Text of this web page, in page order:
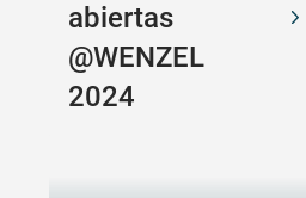
abiertas
@WENZEL
2024